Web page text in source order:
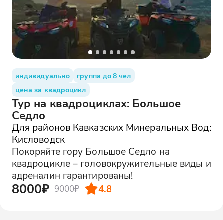
индивидуально
группа до 8 чел
цена за квадроцикл
Тур на квадроциклах: Большое
Седло
Для районов Кавказских Минеральных Вод:
Кисловодск
Покоряйте гору Большое Седло на
квадроцикле – головокружительные виды и
адреналин гарантированы!
8000₽ 9000₽ 4.8